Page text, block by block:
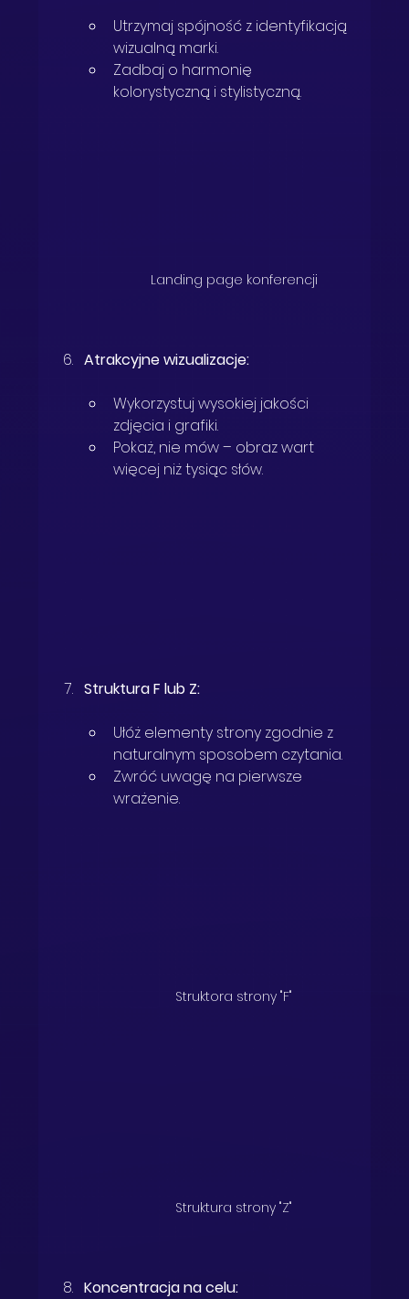
Utrzymaj spójność z identyfikacją
wizualną marki.
Zadbaj o harmonię
kolorystyczną i stylistyczną.
Landing page konferencji
Atrakcyjne wizualizacje:
Wykorzystuj wysokiej jakości
zdjęcia i grafiki.
Pokaż, nie mów – obraz wart
więcej niż tysiąc słów.
Struktura F lub Z:
Ułóż elementy strony zgodnie z
naturalnym sposobem czytania.
Zwróć uwagę na pierwsze
wrażenie.
Struktora strony "F"
Struktura strony "Z"
Koncentracja na celu: